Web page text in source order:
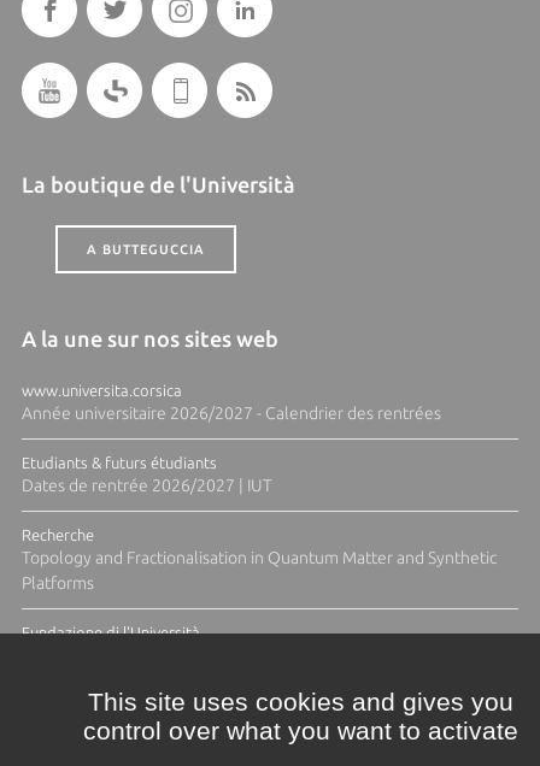
La boutique de l'Università
A BUTTEGUCCIA
A la une sur nos sites web
www.universita.corsica
Année universitaire 2026/2027 - Calendrier des rentrées
Etudiants & futurs étudiants
Dates de rentrée 2026/2027 | IUT
Recherche
Topology and Fractionalisation in Quantum Matter and Synthetic
Platforms
Fundazione di l'Università
This site uses cookies and gives you
control over what you want to activate